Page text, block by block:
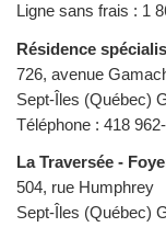
Ligne sans frais : 1
Résidence
726, avenue
Sept-Îles (Québec)
Téléphone : 418
La Traversée -
504, rue Humphrey
Sept-Îles (Québec)